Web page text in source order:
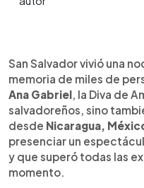
► Escuchar
Ana Gabriel regresó
lleno de emoción y
sus fans llegaron
corear cada canción.
cantante apareció
blanca, desatando
éxitos como “Quién
amigos”, que el
“Estoy muy feliz de
San Salvador vivió una
memoria de miles de
Ana Gabriel, la Diva de
salvadoreños, sino
desde Nicaragua,
presenciar un
y que superó todas las
momento.